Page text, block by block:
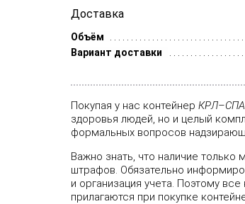
Доставка
Объём
Вариант доставки
Покупая у нас контейнер
здоровья людей, но и целый
формальных вопросов
Важно знать, что наличие только
штрафов. Обязательно
и организация учета. Поэтому
прилагаются при покупке